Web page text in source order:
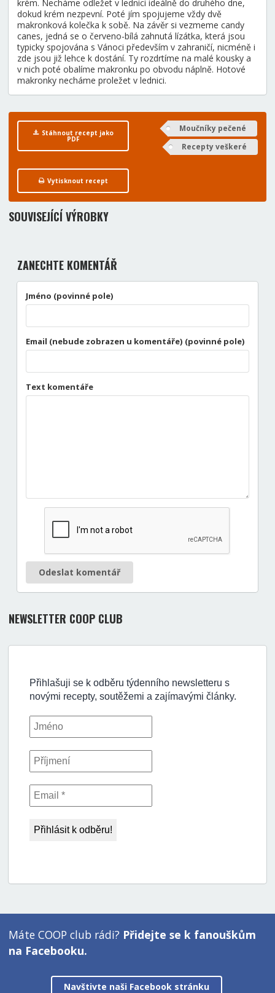
krém. Necháme odležet v lednici ideálně do druhého dne,
dokud krém nezpevní. Poté jím spojujeme vždy dvě
makronková kolečka k sobě. Na závěr si vezmeme candy
canes, jedná se o červeno-bílá zahnutá lízátka, která jsou
typicky spojována s Vánoci především v zahraničí, nicméně i
zde jsou již lehce k dostání. Ty rozdrtíme na malé kousky a
v nich poté obalíme makronku po obvodu náplně. Hotové
makronky necháme proležet v lednici.
Stáhnout recept jako
PDF
Vytisknout recept
Moučníky pečené
Recepty veškeré
SOUVISEJÍCÍ VÝROBKY
ZANECHTE KOMENTÁŘ
Jméno (povinné pole)
Email (nebude zobrazen u komentáře) (povinné pole)
Text komentáře
Odeslat komentář
NEWSLETTER COOP CLUB
Máte COOP club rádi? Přidejte se k fanouškům
na Facebooku.
Navštivte naši Facebook stránku